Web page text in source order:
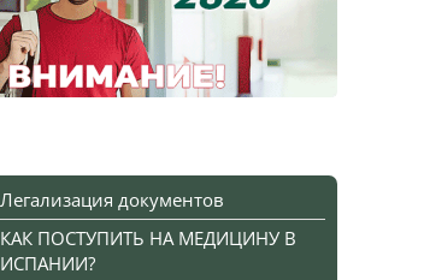
Легализация документов
КАК ПОСТУПИТЬ НА МЕДИЦИНУ В
ИСПАНИИ?